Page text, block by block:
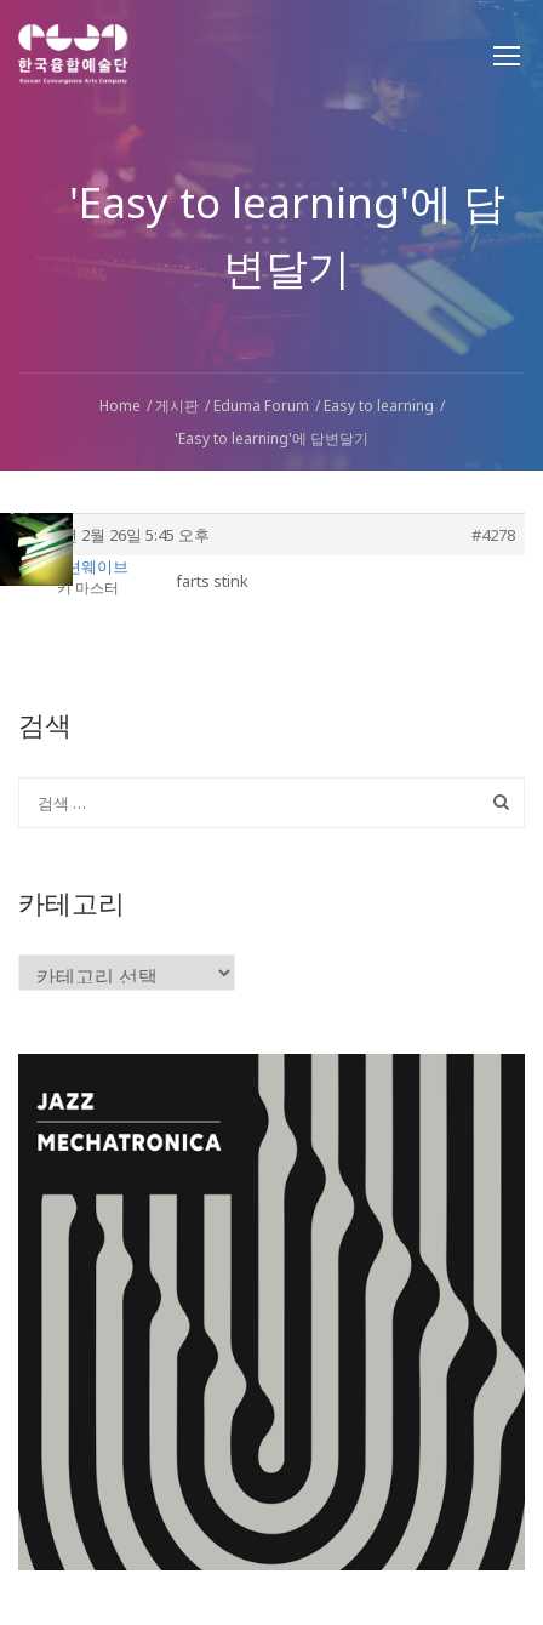
'Easy to learning'에 답
변달기
Home 게시판 Eduma Forum
Easy to learning
'Easy to learning'에 답변달기
2016년 2월 26일 5:45 오후
#4278
이모션웨이브
키 마스터 farts stink
검색
카테고리